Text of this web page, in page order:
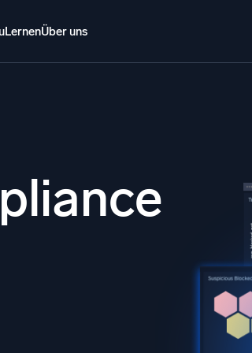
LernenÜber uns
Sicherheitsoperationen
schneller erkennen und intelligenter reagieren